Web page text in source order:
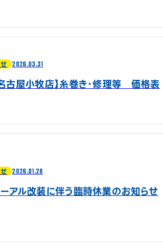
2026.03.31
古屋小牧店】糸巻き・修理等 価格表
2026.01.28
アル改装に伴う臨時休業のお知らせ